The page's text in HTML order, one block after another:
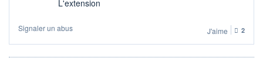
L'extension
Signaler un abus J'aime 2